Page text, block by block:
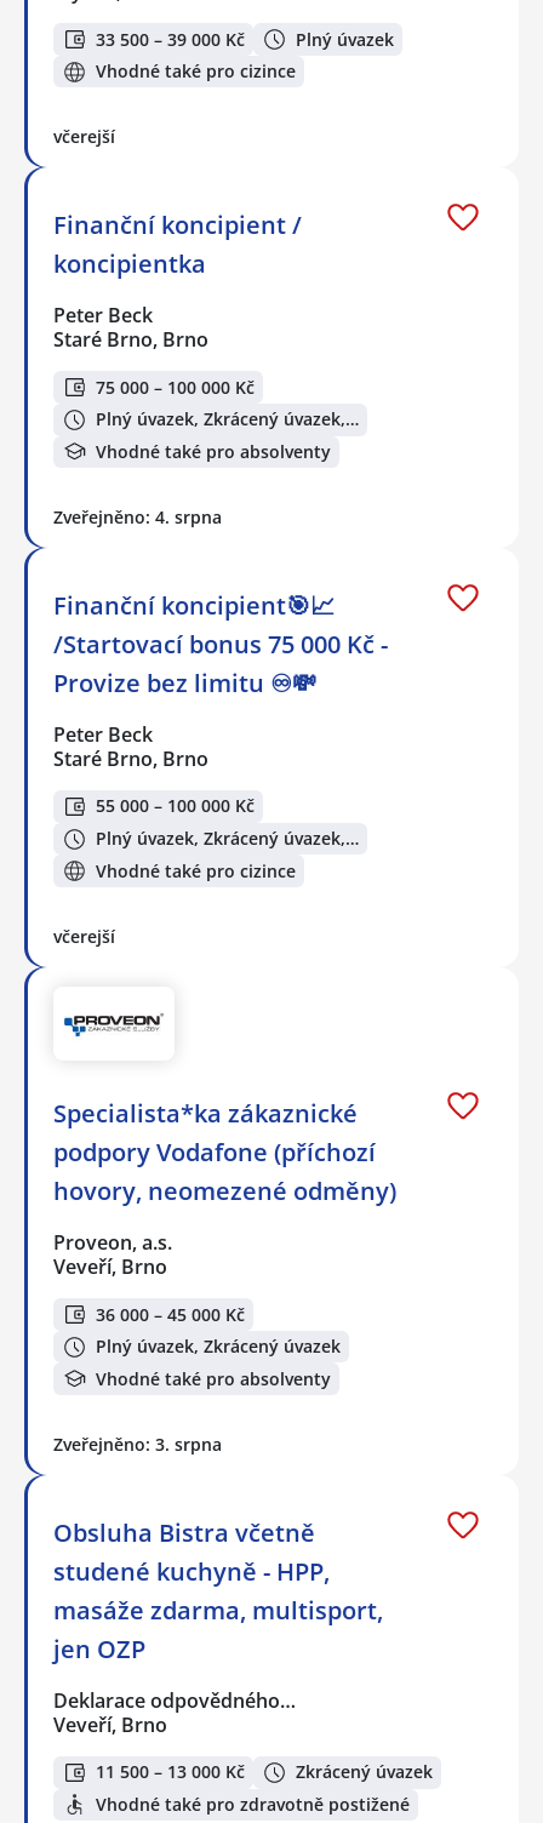
33 500 – 39 000 Kč
Plný úvazek
Vhodné také pro cizince
včerejší
Finanční koncipient /
koncipientka
Peter Beck
Staré Brno, Brno
75 000 – 100 000 Kč
Plný úvazek, Zkrácený úvazek,…
Vhodné také pro absolventy
Zveřejněno: 4. srpna
Finanční koncipient🎯📈
/Startovací bonus 75 000 Kč -
Provize bez limitu ♾️💸
Peter Beck
Staré Brno, Brno
55 000 – 100 000 Kč
Plný úvazek, Zkrácený úvazek,…
Vhodné také pro cizince
včerejší
Specialista*ka zákaznické
podpory Vodafone (příchozí
hovory, neomezené odměny)
Proveon, a.s.
Veveří, Brno
36 000 – 45 000 Kč
Plný úvazek, Zkrácený úvazek
Vhodné také pro absolventy
Zveřejněno: 3. srpna
Obsluha Bistra včetně
studené kuchyně - HPP,
masáže zdarma, multisport,
jen OZP
Deklarace odpovědného…
Veveří, Brno
11 500 – 13 000 Kč
Zkrácený úvazek
Vhodné také pro zdravotně postižené